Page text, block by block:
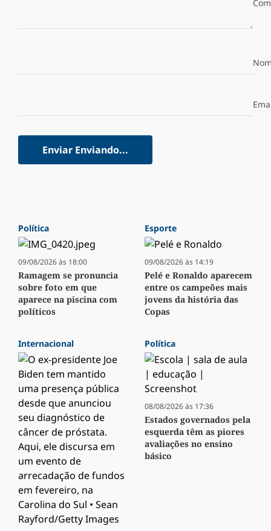
Enviar Enviando...
Política
09/08/2026 às 18:00
Ramagem se pronuncia
sobre foto em que
aparece na piscina com
políticos
Esporte
09/08/2026 às 14:19
Pelé e Ronaldo aparecem
entre os campeões mais
jovens da história das
Copas
Internacional Política
08/08/2026 às 17:36
Estados governados pela
esquerda têm as piores
avaliações no ensino
básico